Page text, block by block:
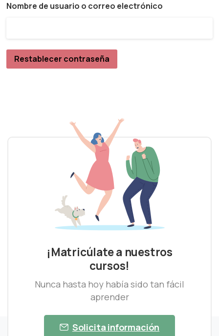
Nombre de usuario o correo electrónico
Restablecer contraseña
¡Matricúlate a nuestros
cursos!
Nunca hasta hoy había sido tan fácil
aprender
Solicita información